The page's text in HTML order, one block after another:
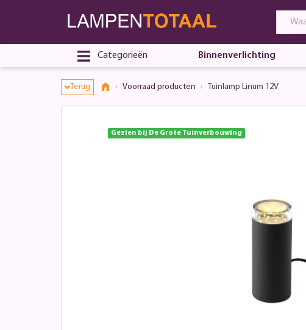
Categorieën Binnenverlichting
Terug Voorraad producten Tuinlamp Linum 12V
Gezien bij De Grote Tuinverbouwing